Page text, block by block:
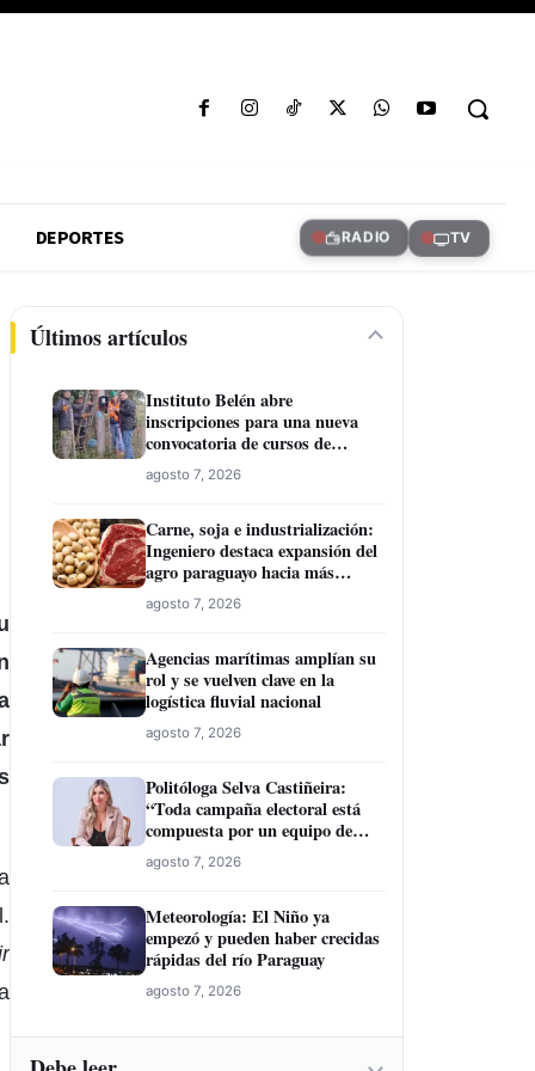
DEPORTES RADIO TV
Últimos artículos
Instituto Belén abre
inscripciones para una nueva
convocatoria de cursos de
formación laboral en Concepción
agosto 7, 2026
Carne, soja e industrialización:
Ingeniero destaca expansión del
agro paraguayo hacia más
mercados
agosto 7, 2026
Agencias marítimas amplían su
rol y se vuelven clave en la
logística fluvial nacional
agosto 7, 2026
Politóloga Selva Castiñeira:
“Toda campaña electoral está
compuesta por un equipo de
profesionales”
agosto 7, 2026
Meteorología: El Niño ya
empezó y pueden haber crecidas
rápidas del río Paraguay
agosto 7, 2026